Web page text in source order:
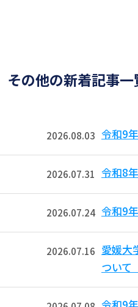
その他の新着記事一
2026.08.03 令和9
2026.07.31 令和8
2026.07.24 令和9
2026.07.16 愛媛大
ついて